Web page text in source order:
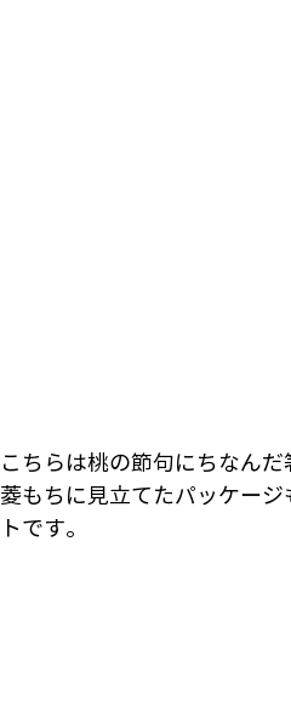
こちらは桃の節句にちなんだ
菱もちに見立てたパッケー
トです。